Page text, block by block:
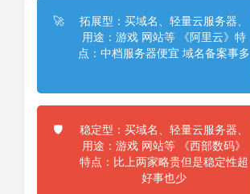
🚀
拓展型：买域名、轻量云服务器、
用途：游戏 网站等 《阿里云》特
点：中档服务器便宜 域名备案事多
🛡️
稳定型：买域名、轻量云服务器、
用途：游戏 网站等 《西部数码》
特点：比上两家略贵但是稳定性超
好事也少